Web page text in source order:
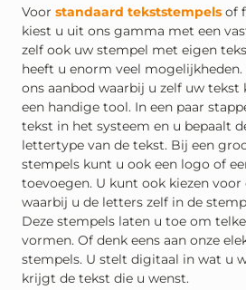
Voor standaard tekststempels of
kiest u uit ons gamma met een
zelf ook uw stempel met eigen
heeft u enorm veel
ons aanbod waarbij u zelf uw tekst
een handige tool. In een paar
tekst in het systeem en u bepaalt
lettertype van de tekst. Bij een
stempels kunt u ook een logo of
toevoegen. U kunt ook kiezen voor
waarbij u de letters zelf in de
Deze stempels laten u toe om
vormen. Of denk eens aan onze
stempels. U stelt digitaal in wat u
krijgt de tekst die u wenst.